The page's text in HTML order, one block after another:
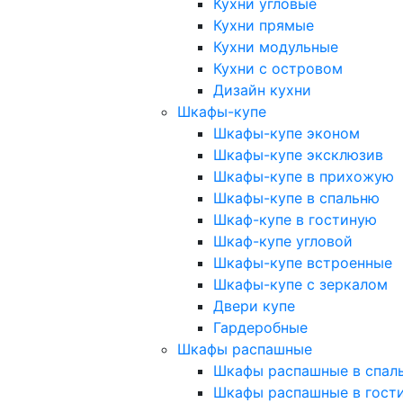
Кухни угловые
Кухни прямые
Кухни модульные
Кухни с островом
Дизайн кухни
Шкафы-купе
Шкафы-купе эконом
Шкафы-купе эксклюзив
Шкафы-купе в прихожую
Шкафы-купе в спальню
Шкаф-купе в гостиную
Шкаф-купе угловой
Шкафы-купе встроенные
Шкафы-купе с зеркалом
Двери купе
Гардеробные
Шкафы распашные
Шкафы распашные в
Шкафы распашные в